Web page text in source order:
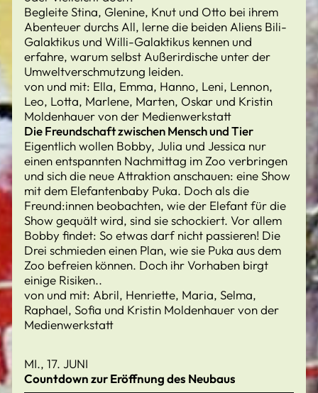
Begleite Stina, Glenine, Knut und Otto bei ihrem
Abenteuer durchs All, lerne die beiden Aliens Bili-
Galaktikus und Willi-Galaktikus kennen und
erfahre, warum selbst Außerirdische unter der
Umweltverschmutzung leiden.
von und mit: Ella, Emma, Hanno, Leni, Lennon,
Leo, Lotta, Marlene, Marten, Oskar und Kristin
Moldenhauer von der Medienwerkstatt
Die Freundschaft zwischen Mensch und Tier
Eigentlich wollen Bobby, Julia und Jessica nur
einen entspannten Nachmittag im Zoo verbringen
und sich die neue Attraktion anschauen: eine Show
mit dem Elefantenbaby Puka. Doch als die
Freund:innen beobachten, wie der Elefant für die
Show gequält wird, sind sie schockiert. Vor allem
Bobby findet: So etwas darf nicht passieren! Die
Drei schmieden einen Plan, wie sie Puka aus dem
Zoo befreien können. Doch ihr Vorhaben birgt
einige Risiken..
von und mit: Abril, Henriette, Maria, Selma,
Raphael, Sofia und Kristin Moldenhauer von der
Medienwerkstatt
MI., 17. JUNI
Countdown zur Eröffnung des Neubaus